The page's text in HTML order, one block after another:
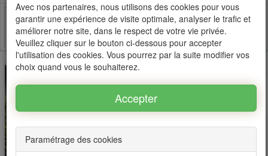
Avec nos partenaires, nous utilisons des cookies pour vous
garantir une expérience de visite optimale, analyser le trafic et
améliorer notre site, dans le respect de votre vie privée.
Veuillez cliquer sur le bouton ci-dessous pour accepter
l'utilisation des cookies. Vous pourrez par la suite modifier vos
choix quand vous le souhaiterez.
Paramétrage des cookies
Facebook Twitter Email